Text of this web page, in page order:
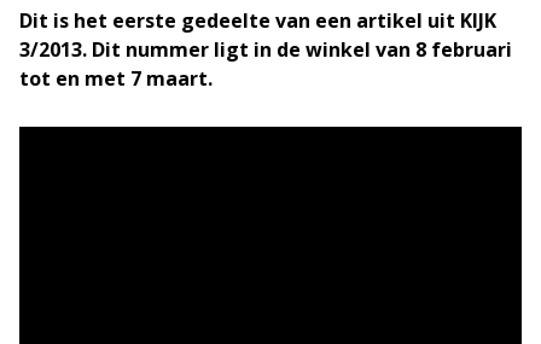
Dit is het eerste gedeelte van een artikel uit KIJK
3/2013. Dit nummer ligt in de winkel van 8 februari
tot en met 7 maart.